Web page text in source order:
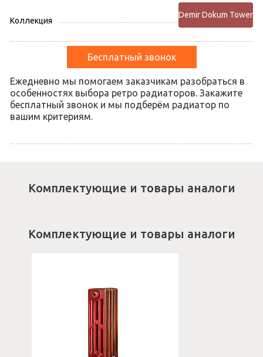
Коллекция
Demir Dokum Tower
Бесплатный звонок
Ежедневно мы помогаем заказчикам разобраться в
особенностях выбора ретро радиаторов. Закажите
бесплатный звонок и мы подберём радиатор по
вашим критериям.
Комплектующие и товары аналоги
Комплектующие и товары аналоги